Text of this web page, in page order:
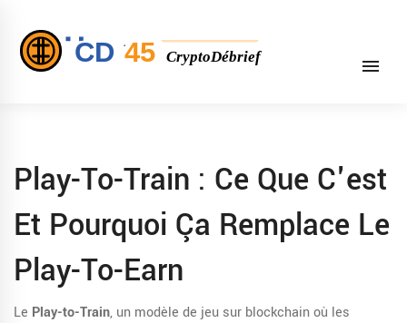
Play-To-Train : Ce Que C'est
Et Pourquoi Ça Remplace Le
Play-To-Earn
Le Play-to-Train, un modèle de jeu sur blockchain où les